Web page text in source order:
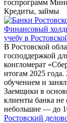
госпрограмм
Кредиты, займы
Финансовый
учебу в
В Ростовской
господдержкой
конгломерат
итогам 2025
обучением и
Заемщики в
клиенты банка
небольшие — до
Ростовский